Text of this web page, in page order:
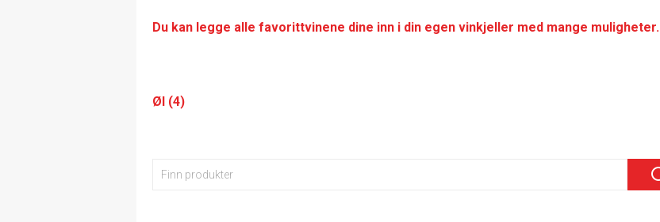
Du kan legge alle favorittvinene dine inn i din egen vinkjeller med mange muligheter.
Øl (4)